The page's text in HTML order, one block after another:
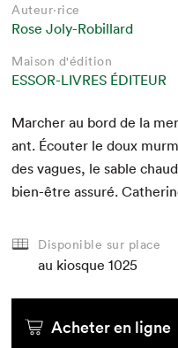
Auteur·rice
Rose Joly-Robillard
Maison d'édition
ESSOR-LIVRES ÉDITEUR
Marcher au bord de la
ant. Écouter le doux
des vagues, le sable
bien-être assuré.
Disponible sur place
au kiosque 1025
Acheter en ligne